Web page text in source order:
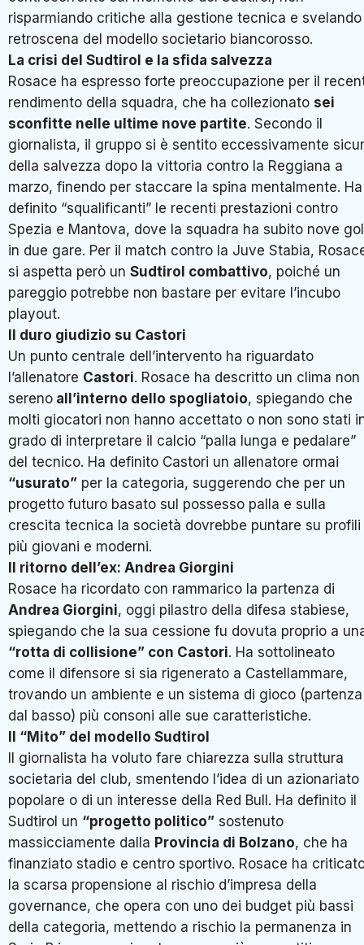
risparmiando critiche alla gestione tecnica e
retroscena del modello societario biancorosso.
La crisi del Sudtirol e la sfida salvezza
Rosace ha espresso forte preoccupazione per il
rendimento della squadra, che ha collezionato sei
sconfitte nelle ultime nove partite. Secondo il
giornalista, il gruppo si è sentito eccessivamente
della salvezza dopo la vittoria contro la Reggiana a
marzo, finendo per staccare la spina mentalmente. Ha
definito “squalificanti” le recenti prestazioni contro
Spezia e Mantova, dove la squadra ha subito nove gol
in due gare. Per il match contro la Juve Stabia,
si aspetta però un Sudtirol combattivo, poiché un
pareggio potrebbe non bastare per evitare l’incubo
playout.
Il duro giudizio su Castori
Un punto centrale dell’intervento ha riguardato
l’allenatore Castori. Rosace ha descritto un clima non
sereno all’interno dello spogliatoio, spiegando che
molti giocatori non hanno accettato o non sono stati
grado di interpretare il calcio “palla lunga e pedalare”
del tecnico. Ha definito Castori un allenatore ormai
“usurato” per la categoria, suggerendo che per un
progetto futuro basato sul possesso palla e sulla
crescita tecnica la società dovrebbe puntare su profili
più giovani e moderni.
Il ritorno dell’ex: Andrea Giorgini
Rosace ha ricordato con rammarico la partenza di
Andrea Giorgini, oggi pilastro della difesa stabiese,
spiegando che la sua cessione fu dovuta proprio a
“rotta di collisione” con Castori. Ha sottolineato
come il difensore si sia rigenerato a Castellammare,
trovando un ambiente e un sistema di gioco (partenza
dal basso) più consoni alle sue caratteristiche.
Il “Mito” del modello Sudtirol
Il giornalista ha voluto fare chiarezza sulla struttura
societaria del club, smentendo l’idea di un azionariato
popolare o di un interesse della Red Bull . Ha definito il
Sudtirol un “progetto politico” sostenuto
massicciamente dalla Provincia di Bolzano, che ha
finanziato stadio e centro sportivo. Rosace ha
la scarsa propensione al rischio d’impresa della
governance, che opera con uno dei budget più bassi
della categoria, mettendo a rischio la permanenza in